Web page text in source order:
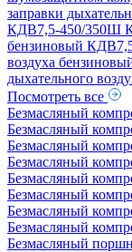
заправки
КДВ7,5-450/350Ш
бензиновый
воздуха
дыхательного
Посмотреть все
Безмасляный
Безмасляный
Безмасляный
Безмасляный
Безмасляный
Безмасляный
Безмасляный
Безмасляный
Безмасляный